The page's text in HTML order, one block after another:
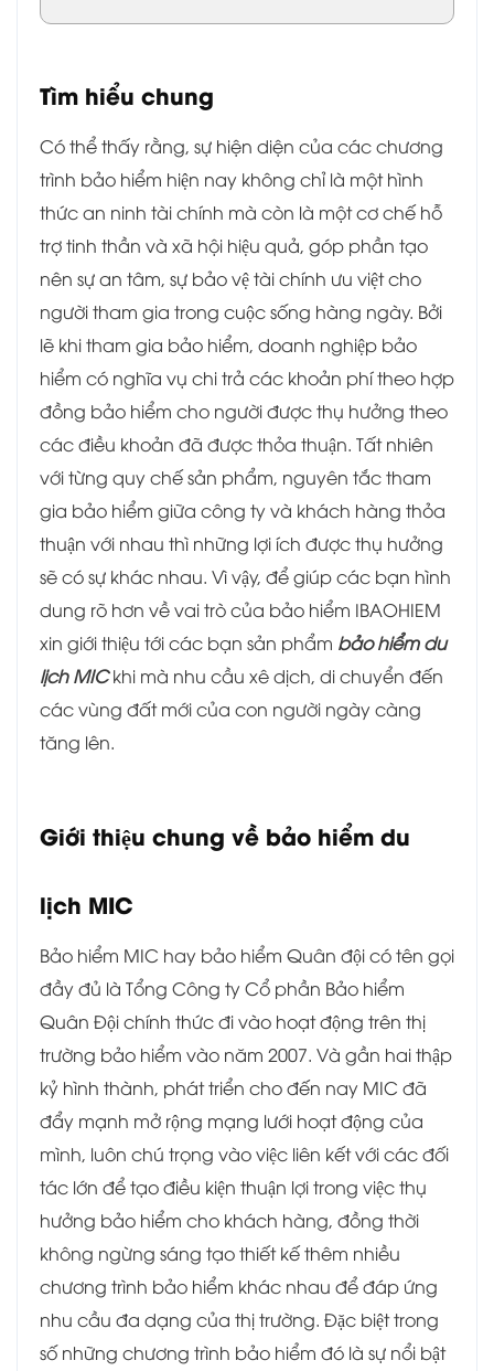
Tìm hiểu chung
Có thể thấy rằng, sự hiện diện của các chương
trình bảo hiểm hiện nay không chỉ là một hình
thức an ninh tài chính mà còn là một cơ chế hỗ
trợ tinh thần và xã hội hiệu quả, góp phần tạo
nên sự an tâm, sự bảo vệ tài chính ưu việt cho
người tham gia trong cuộc sống hàng ngày. Bởi
lẽ khi tham gia bảo hiểm, doanh nghiệp bảo
hiểm có nghĩa vụ chi trả các khoản phí theo hợp
đồng bảo hiểm cho người được thụ hưởng theo
các điều khoản đã được thỏa thuận. Tất nhiên
với từng quy chế sản phẩm, nguyên tắc tham
gia bảo hiểm giữa công ty và khách hàng thỏa
thuận với nhau thì những lợi ích được thụ hưởng
sẽ có sự khác nhau. Vì vậy, để giúp các bạn hình
dung rõ hơn về vai trò của bảo hiểm IBAOHIEM
xin giới thiệu tới các bạn sản phẩm bảo hiểm du
lịch MICkhi mà nhu cầu xê dịch, di chuyển đến
các vùng đất mới của con người ngày càng
tăng lên.
Giới thiệu chung về bảo hiểm du
lịch MIC
Bảo hiểm MIC hay bảo hiểm Quân đội có tên gọi
đầy đủ là Tổng Công ty Cổ phần Bảo hiểm
Quân Đội chính thức đi vào hoạt động trên thị
trường bảo hiểm vào năm 2007. Và gần hai thập
kỷ hình thành, phát triển cho đến nay MIC đã
đẩy mạnh mở rộng mạng lưới hoạt động của
mình, luôn chú trọng vào việc liên kết với các đối
tác lớn để tạo điều kiện thuận lợi trong việc thụ
hưởng bảo hiểm cho khách hàng, đồng thời
không ngừng sáng tạo thiết kế thêm nhiều
chương trình bảo hiểm khác nhau để đáp ứng
nhu cầu đa dạng của thị trường. Đặc biệt trong
số những chương trình bảo hiểm đó là sự nổi bật